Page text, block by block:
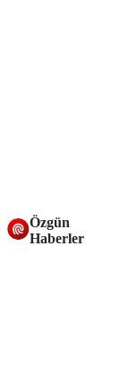
Özgün
Haberler